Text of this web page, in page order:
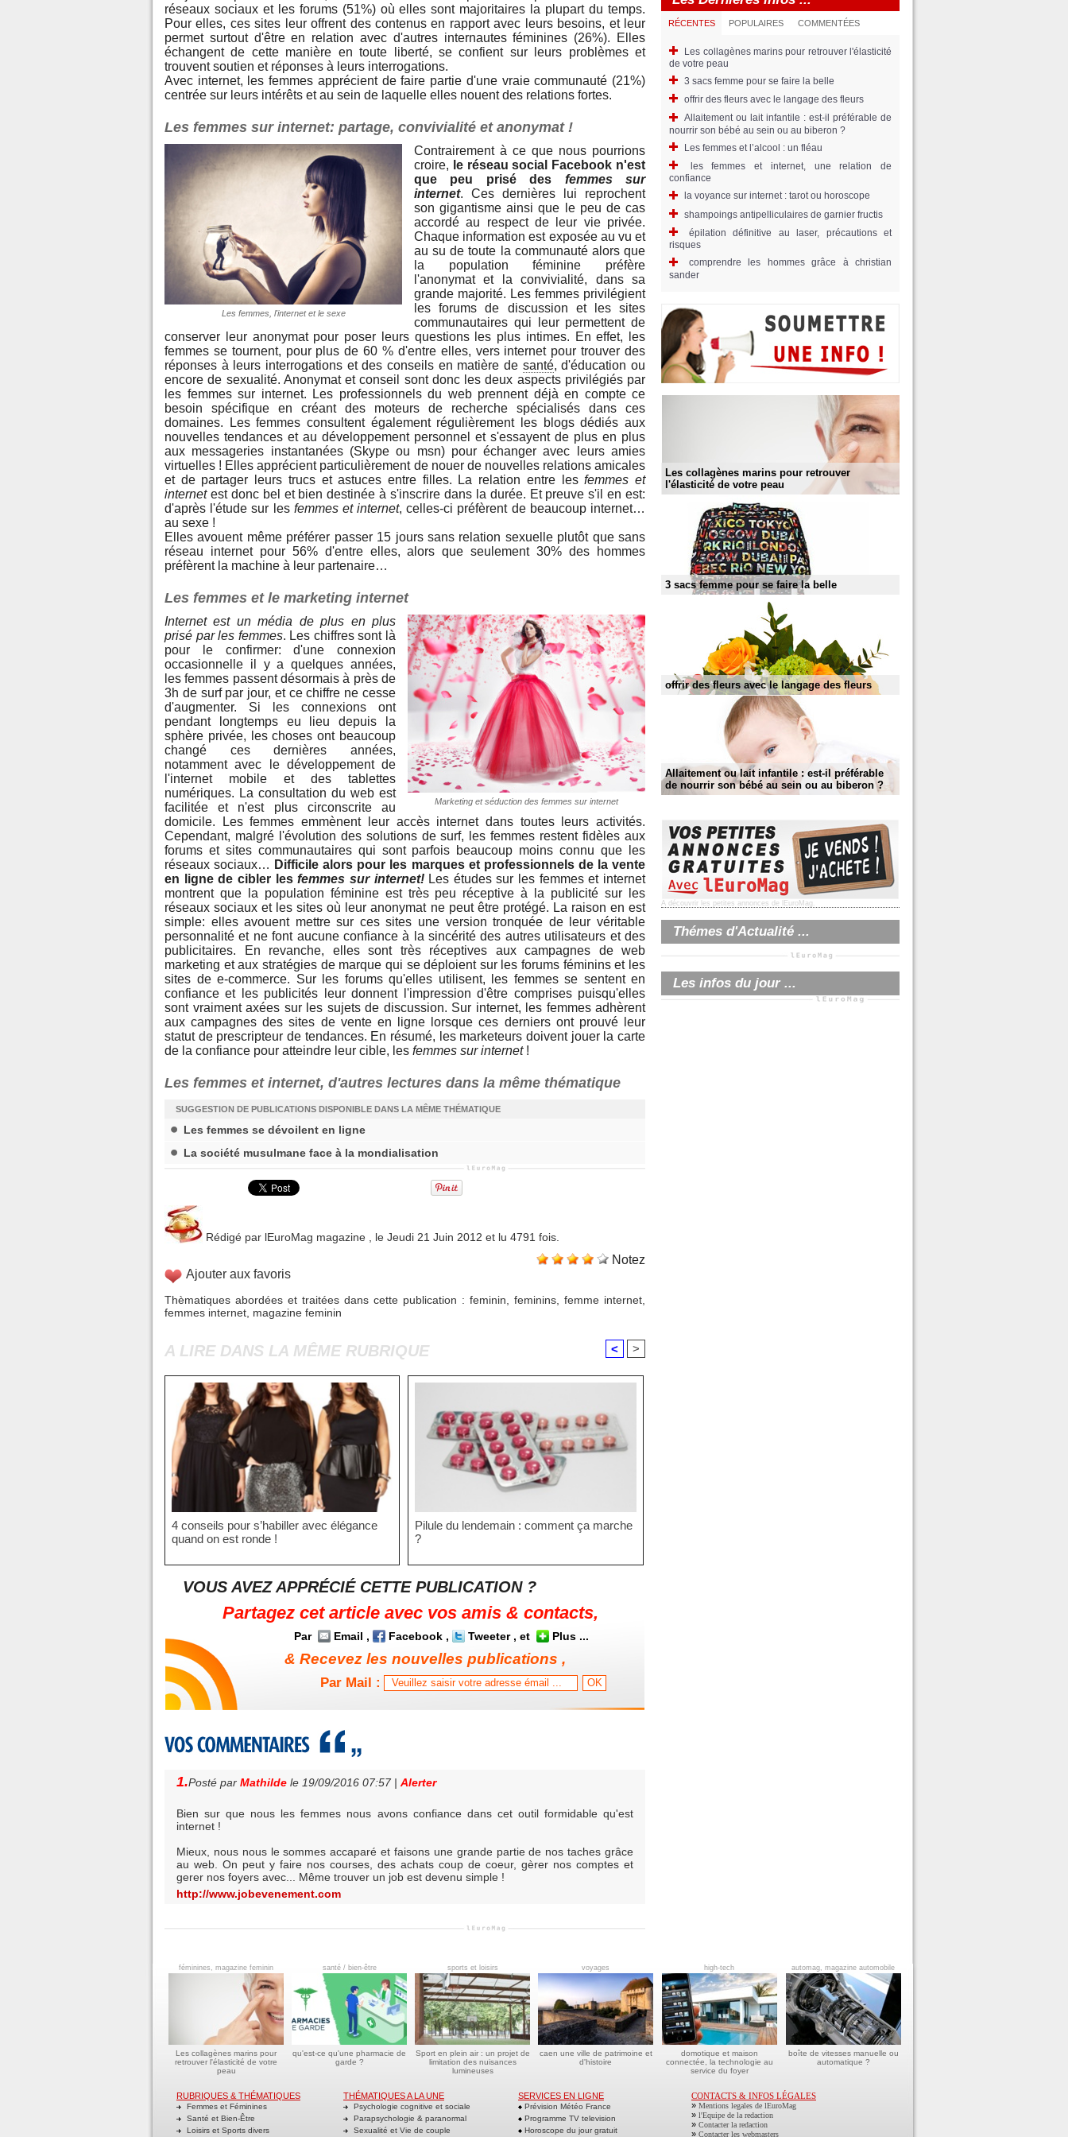
réseaux sociaux et les forums (51%) où elles sont majoritaires la plupart du temps.
Pour elles, ces sites leur offrent des contenus en rapport avec leurs besoins, et leur
permet surtout d'être en relation avec d'autres internautes féminines (26%). Elles
échangent de cette manière en toute liberté, se confient sur leurs problèmes et
trouvent soutien et réponses à leurs interrogations.
Avec internet, les femmes apprécient de faire partie d'une vraie communauté (21%)
centrée sur leurs intérêts et au sein de laquelle elles nouent des relations fortes.
Les femmes sur internet: partage, convivialité et anonymat !
Les femmes, l'internet et le sexe
Contrairement à ce que nous pourrions
croire, le réseau social Facebook n'est
que peu prisé des femmes sur
internet. Ces dernières lui reprochent
son gigantisme ainsi que le peu de cas
accordé au respect de leur vie privée.
Chaque information est exposée au vu et
au su de toute la communauté alors que
la population féminine préfère
l'anonymat et la convivialité, dans sa
grande majorité. Les femmes privilégient
les forums de discussion et les sites
communautaires qui leur permettent de
conserver leur anonymat pour poser leurs questions les plus intimes. En effet, les
femmes se tournent, pour plus de 60 % d'entre elles, vers internet pour trouver des
réponses à leurs interrogations et des conseils en matière de santé, d'éducation ou
encore de sexualité. Anonymat et conseil sont donc les deux aspects privilégiés par
les femmes sur internet. Les professionnels du web prennent déjà en compte ce
besoin spécifique en créant des moteurs de recherche spécialisés dans ces
domaines. Les femmes consultent également régulièrement les blogs dédiés aux
nouvelles tendances et au développement personnel et s'essayent de plus en plus
aux messageries instantanées (Skype ou msn) pour échanger avec leurs amies
virtuelles ! Elles apprécient particulièrement de nouer de nouvelles relations amicales
et de partager leurs trucs et astuces entre filles. La relation entre lesfemmes et
internetest donc bel et bien destinée à s'inscrire dans la durée. Et preuve s'il en est:
d'après l'étude sur les femmes et internet, celles-ci préfèrent de beaucoup internet…
au sexe !
Elles avouent même préférer passer 15 jours sans relation sexuelle plutôt que sans
réseau internet pour 56% d'entre elles, alors que seulement 30% des hommes
préfèrent la machine à leur partenaire…
Les femmes et le marketing internet
Marketing et séduction des femmes sur internet
Internet est un média de plus en plus
prisé par les femmes. Les chiffres sont là
pour le confirmer: d'une connexion
occasionnelle il y a quelques années,
les femmes passent désormais à près de
3h de surf par jour, et ce chiffre ne cesse
d'augmenter. Si les connexions ont
pendant longtemps eu lieu depuis la
sphère privée, les choses ont beaucoup
changé ces dernières années,
notamment avec le développement de
l'internet mobile et des tablettes
numériques. La consultation du web est
facilitée et n'est plus circonscrite au
domicile. Les femmes emmènent leur accès internet dans toutes leurs activités.
Cependant, malgré l'évolution des solutions de surf, les femmes restent fidèles aux
forums et sites communautaires qui sont parfois beaucoup moins connu que les
réseaux sociaux… Difficile alors pour les marques et professionnels de la vente
en ligne de cibler lesfemmes sur internet!Les études sur les femmes et internet
montrent que la population féminine est très peu réceptive à la publicité sur les
réseaux sociaux et les sites où leur anonymat ne peut être protégé. La raison en est
simple: elles avouent mettre sur ces sites une version tronquée de leur véritable
personnalité et ne font aucune confiance à la sincérité des autres utilisateurs et des
publicitaires. En revanche, elles sont très réceptives aux campagnes de web
marketing et aux stratégies de marque qui se déploient sur les forums féminins et les
sites de e-commerce. Sur les forums qu'elles utilisent, les femmes se sentent en
confiance et les publicités leur donnent l'impression d'être comprises puisqu'elles
sont vraiment axées sur les sujets de discussion. Sur internet, les femmes adhèrent
aux campagnes des sites de vente en ligne lorsque ces derniers ont prouvé leur
statut de prescripteur de tendances. En résumé, les marketeurs doivent jouer la carte
de la confiance pour atteindre leur cible, les femmes sur internet!
Les femmes et internet, d'autres lectures dans la même thématique
SUGGESTION DE PUBLICATIONS DISPONIBLE DANS LA MÊME THÉMATIQUE
Les femmes se dévoilent en ligne
La société musulmane face à la mondialisation
Rédigé par lEuroMag magazine , le Jeudi 21 Juin 2012 et lu 4791 fois.
Notez
Ajouter aux favoris
Thèmatiques abordées et traitées dans cette publication : feminin feminins femme internet
femmes internet magazine feminin
A LIRE DANS LA MÊME RUBRIQUE < >
4 conseils pour s’habiller avec élégance
quand on est ronde !
Pilule du lendemain : comment ça marche
?
VOUS AVEZ APPRÉCIÉ CETTE PUBLICATION ?
Partagez cet article avec vos amis & contacts,
Par Email , Facebook , Tweeter, et Plus ...
& Recevez les nouvelles publications ,
Par Mail :
1.Posté par Mathilde le 19/09/2016 07:57 | Alerter
Bien sur que nous les femmes nous avons confiance dans cet outil formidable qu'est
internet !
Mieux, nous nous le sommes accaparé et faisons une grande partie de nos taches grâce
au web. On peut y faire nos courses, des achats coup de coeur, gèrer nos comptes et
gerer nos foyers avec... Même trouver un job est devenu simple !
http://www.jobevenement.com
RÉCENTES POPULAIRES COMMENTÉES
Les collagènes marins pour retrouver l'élasticité
de votre peau
3 sacs femme pour se faire la belle
offrir des fleurs avec le langage des fleurs
Allaitement ou lait infantile : est-il préférable de
nourrir son bébé au sein ou au biberon ?
Les femmes et l’alcool : un fléau
les femmes et internet, une relation de
confiance
la voyance sur internet : tarot ou horoscope
shampoings antipelliculaires de garnier fructis
épilation définitive au laser, précautions et
risques
comprendre les hommes grâce à christian
sander
Les collagènes marins pour retrouver
l'élasticité de votre peau
3 sacs femme pour se faire la belle
offrir des fleurs avec le langage des fleurs
Allaitement ou lait infantile : est-il préférable
de nourrir son bébé au sein ou au biberon ?
A découvrir les petites annonces de lEuroMag.
Thémes d'Actualité ...
Les infos du jour ...
féminines, magazine feminin
Les collagènes marins pour
retrouver l'élasticité de votre
peau
santé / bien-être
qu'est-ce qu'une pharmacie de
garde ?
sports et loisirs
Sport en plein air : un projet de
limitation des nuisances
lumineuses
voyages
caen une ville de patrimoine et
d'histoire
high-tech
domotique et maison
connectée, la technologie au
service du foyer
automag, magazine automobile
boîte de vitesses manuelle ou
automatique ?
RUBRIQUES & THÉMATIQUES
Femmes et Féminines
Santé et Bien-Être
Loisirs et Sports divers
THÉMATIQUES A LA UNE
Psychologie cognitive et sociale
Parapsychologie & paranormal
Sexualité et Vie de couple
SERVICES EN LIGNE
Prévision Météo France
Programme TV television
Horoscope du jour gratuit
CONTACTS & INFOS LÉGALES
» Mentions legales de lEuroMag
» l'Equipe de la redaction
» Contacter la redaction
» Contacter les webmasters